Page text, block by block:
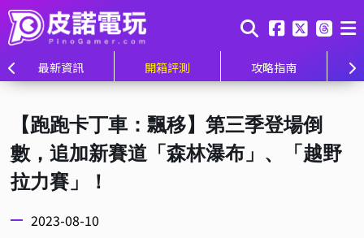
最新資訊 開箱評測 攻略指南
【跑跑卡丁車：飄移】第三季登場倒
數，追加新賽道「森林瀑布」、「越野
拉力賽」！
2023-08-10